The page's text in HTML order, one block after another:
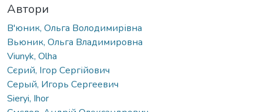
Автори
В'юник, Ольга Володимирівна
Вьюник, Ольга Владимировна
Viunyk, Olha
Сєрий, Ігор Сергійович
Серый, Игорь Сергеевич
Sieryi, Ihor